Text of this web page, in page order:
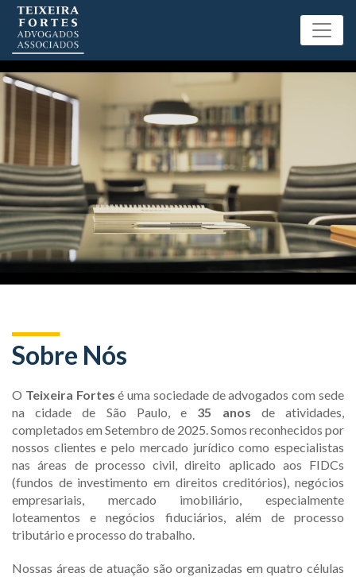
Sobre Nós
O Teixeira Fortes é uma sociedade de advogados com sede
na cidade de São Paulo, e 35 anos de atividades,
completados em Setembro de 2025. Somos reconhecidos por
nossos clientes e pelo mercado jurídico como especialistas
nas áreas de processo civil, direito aplicado aos FIDCs
(fundos de investimento em direitos creditórios), negócios
empresariais, mercado imobiliário, especialmente
loteamentos e negócios fiduciários, além de processo
tributário e processo do trabalho.
Nossas áreas de atuação são organizadas em quatro células